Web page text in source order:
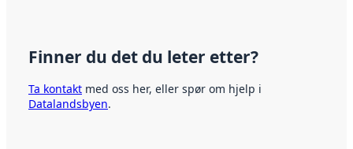
Finner du det du leter etter?
Ta kontakt med oss her, eller spør om hjelp i
Datalandsbyen.